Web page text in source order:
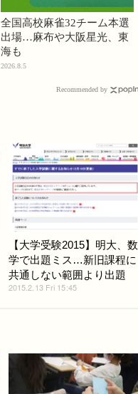
全国高校麻雀32チーム本選
出場…麻布や大阪星光、東
海も
2026.8.5
Recommended by
【大学受験2015】明大、数
学で出題ミス…新旧課程に
共通しない範囲より出題
2015.2.13 Fri 15:45